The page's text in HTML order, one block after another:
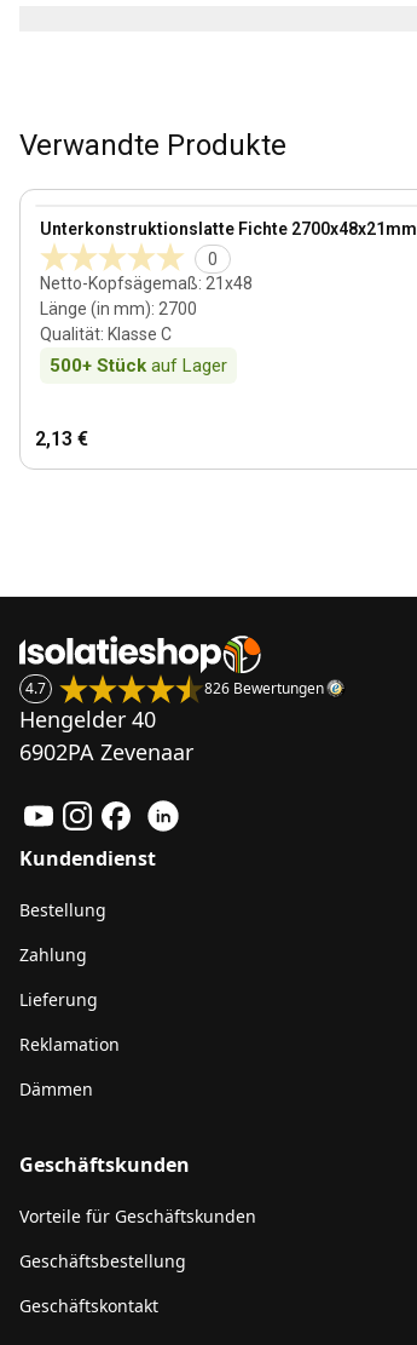
Verwandte Produkte
Unterkonstruktionslatte Fichte 2700x48x21mm
0
Netto-Kopfsägemaß: 21x48
Länge (in mm): 2700
Qualität: Klasse C
500+ Stück auf Lager
View product
2,13 €
4.7 826 Bewertungen
Hengelder 40
6902PA Zevenaar
Kundendienst
Bestellung
Zahlung
Lieferung
Reklamation
Dämmen
Geschäftskunden
Vorteile für Geschäftskunden
Geschäftsbestellung
Geschäftskontakt